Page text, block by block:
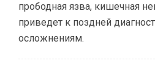
прободная язва, кишечная
приведет к поздней
осложнениям.